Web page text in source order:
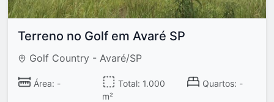
Terreno no Golf em Avaré SP
Golf Country - Avaré/SP
Área: -
Total: 1.000
m²
Quartos: -